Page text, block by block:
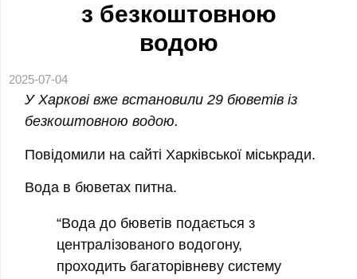
з безкоштовною
водою
2025-07-04
У Харкові вже встановили 29 бюветів із
безкоштовною водою.
Повідомили на сайті Харківської міськради.
Вода в бюветах питна.
“Вода до бюветів подається з
централізованого водогону,
проходить багаторівневу систему